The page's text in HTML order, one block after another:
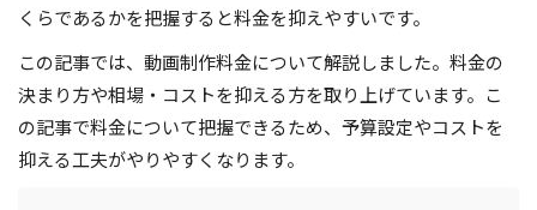
くらであるかを把握すると料金を抑えやすいです。
この記事では、動画制作料金について解説しました。料金の
決まり方や相場・コストを抑える方を取り上げています。こ
の記事で料金について把握できるため、予算設定やコストを
抑える工夫がやりやすくなります。